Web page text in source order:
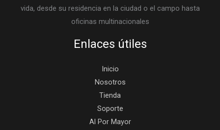
vida, desde su residencia en la ciudad o el campo hasta
oficinas multinacionales
Enlaces útiles
Inicio
Nosotros
Tienda
Soporte
Al Por Mayor